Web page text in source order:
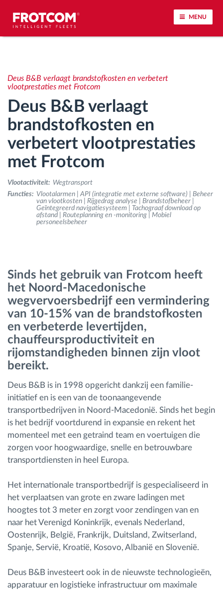
MENU
Rijgedrag analyse
Controle van rijtijden
Personeelsbeheer
Downloaden van tachograaf op afstand
Toegangsbeheer
Brandstofbeheer
Automatische bestuurdersidentificatie
Ontdek alle functies
Hoe we de noden van elke vlootactiviteit
oplossen
Besparingscalculator
Deus B&B verlaagt brandstofkosten en verbetert
vlootprestaties met Frotcom
Deus B&B verlaagt
brandstofkosten en
verbetert vlootprestaties
met Frotcom
Vlootactiviteit: Wegtransport
Functies: Vlootalarmen | API (integratie met externe software) | Beheer
van vlootkosten | Rijgedrag analyse | Brandstofbeheer |
Geïntegreerd navigatiesysteem | Tachograaf download op
afstand | Routeplanning en -monitoring | Mobiel
personeelsbeheer
Sinds het gebruik van Frotcom heeft
het Noord-Macedonische
wegvervoersbedrijf een vermindering
van 10-15% van de brandstofkosten
en verbeterde levertijden,
chauffeursproductiviteit en
rijomstandigheden binnen zijn vloot
bereikt.
Deus B&B is in 1998 opgericht dankzij een familie-
initiatief en is een van de toonaangevende
transportbedrijven in Noord-Macedonië. Sinds het begin
is het bedrijf voortdurend in expansie en rekent het
momenteel met een getraind team en voertuigen die
zorgen voor hoogwaardige, snelle en betrouwbare
transportdiensten in heel Europa.
Het internationale transportbedrijf is gespecialiseerd in
het verplaatsen van grote en zware ladingen met
hoogtes tot 3 meter en zorgt voor zendingen van en
naar het Verenigd Koninkrijk, evenals Nederland,
Oostenrijk, België, Frankrijk, Duitsland, Zwitserland,
Spanje, Servië, Kroatië, Kosovo, Albanië en Slovenië.
Deus B&B investeert ook in de nieuwste technologieën,
apparatuur en logistieke infrastructuur om maximale